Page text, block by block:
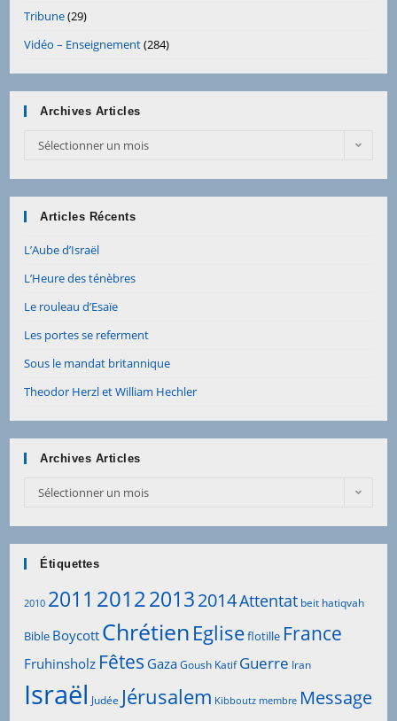
Tribune(29)
Vidéo – Enseignement(284)
Archives Articles
Archives
Sélectionner un mois
Articles Récents
L’Aube d’Israël
L’Heure des ténèbres
Le rouleau d’Esaïe
Les portes se referment
Sous le mandat britannique
Theodor Herzl et William Hechler
Archives Articles
Archives
Sélectionner un mois
Étiquettes
2010 2011 201220132014Attentat beit hatiqvah
Bible Boycott Chrétien Egliseflotille France
Fruhinsholz Fêtes GazaGoush Katif Guerre Iran
Israël Judée Jérusalem Kibboutz membre Message